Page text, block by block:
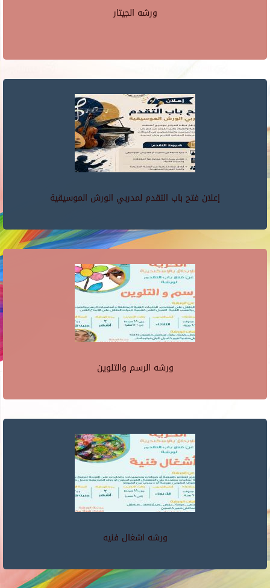
ورشه الجيتار
إعلان فتح باب التقدم لمدربي الورش الموسيقية
ورشه الرسم والتلوين
ورشه اشغال فنيه